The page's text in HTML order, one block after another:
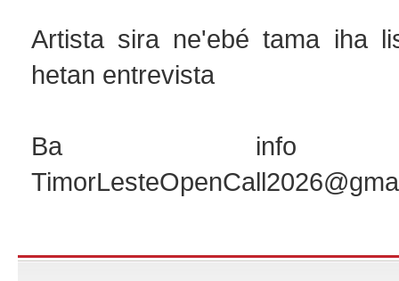
Artista sira ne'ebé tama iha
hetan entrevista
Ba info